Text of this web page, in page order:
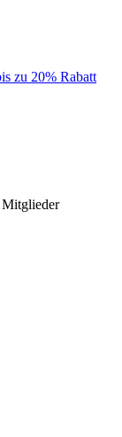
zu 20% Rabatt
Mitglieder